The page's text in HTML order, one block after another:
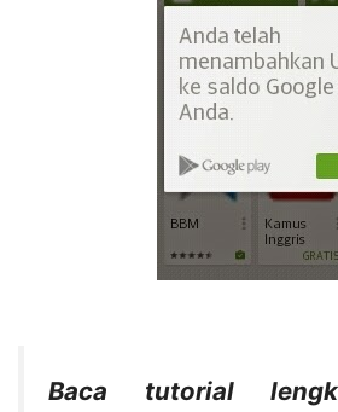
Baca tutorial